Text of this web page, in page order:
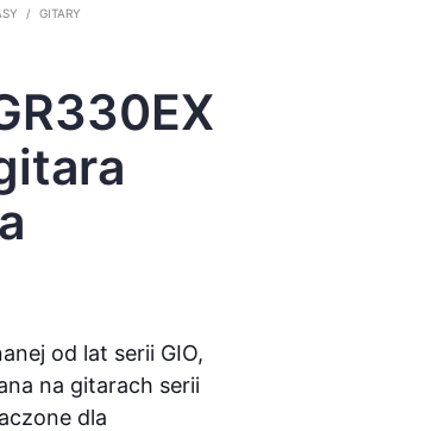
/
GITARY
od lat serii GIO,
na gitarach serii
dla